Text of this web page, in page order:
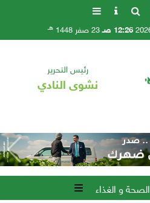
12:26 صـ 23 صفر 1448 هـ
رئيس التحرير
نشوى النادي
الصحة و الغذاء